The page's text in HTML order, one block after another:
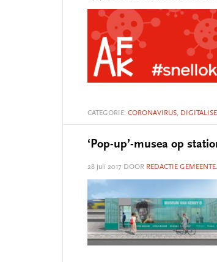
CATEGORIE: CORONAVIRUS,
‘Pop-up’-musea op
28 juli 2017 DOOR REDACTIE